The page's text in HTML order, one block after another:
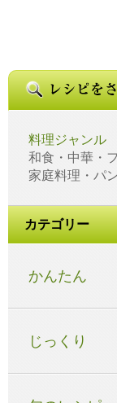
料理ジャンル
和食・中華・
家庭料理・パ
カテゴリー
かんたん
じっくり